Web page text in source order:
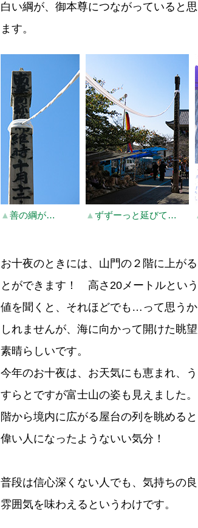
白い綱が、御本尊につながっていると
ます。
▲ 善の綱が… ▲ ずずーっと延びて…
お十夜のときには、山門の２階に上がる
とができます！ 高さ20メートルとい
値を聞くと、それほどでも…って思う
しれませんが、海に向かって開けた眺
素晴らしいです。
今年のお十夜は、お天気にも恵まれ、
すらとですが富士山の姿も見えました。
階から境内に広がる屋台の列を眺めると
偉い人になったようないい気分！
普段は信心深くない人でも、気持ちの
雰囲気を味わえるというわけです。